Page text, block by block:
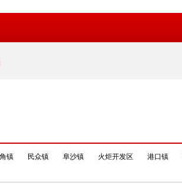
镇 民众镇 阜沙镇 火炬开发区 港口镇